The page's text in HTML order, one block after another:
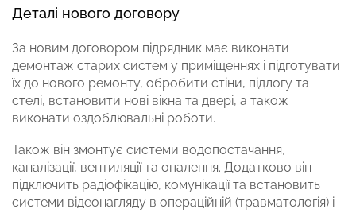
Деталі нового договору
За новим договором підрядник має виконати
демонтаж старих систем у приміщеннях і підготувати
їх до нового ремонту, обробити стіни, підлогу та
стелі, встановити нові вікна та двері, а також
виконати оздоблювальні роботи.
Також він змонтує системи водопостачання,
каналізації, вентиляції та опалення. Додатково він
підключить радіофікацію, комунікації та встановить
системи відеонагляду в операційній (травматологія) і